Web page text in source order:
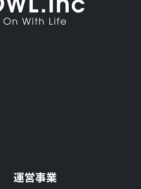
運営事業